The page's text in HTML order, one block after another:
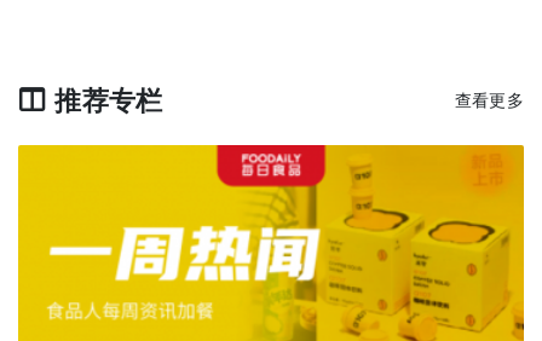
推荐专栏 查看更多